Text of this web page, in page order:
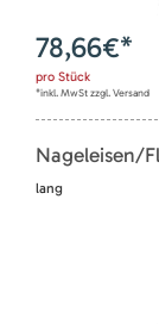
78,66€*
pro Stück
*inkl. MwSt zzgl. Versand
Nageleisen/
lang